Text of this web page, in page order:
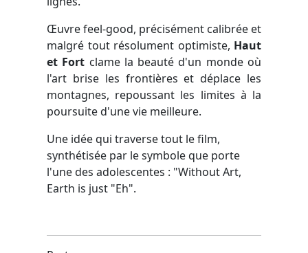
Œuvre feel-good, précisément calibrée et
malgré tout résolument optimiste, Haut
et Fort clame la beauté d'un monde où
l'art brise les frontières et déplace les
montagnes, repoussant les limites à la
poursuite d'une vie meilleure.
Une idée qui traverse tout le film,
synthétisée par le symbole que porte
l'une des adolescentes : "Without Art,
Earth is just "Eh".